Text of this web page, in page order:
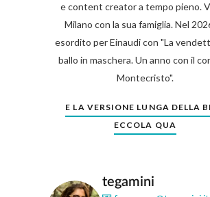
e content creator a tempo pieno.
Milano con la sua famiglia. Nel
esordito per Einaudi con "La
ballo in maschera. Un anno con il
Montecristo".
E LA VERSIONE LUNGA DELLA
ECCOLA QUA
tegamini